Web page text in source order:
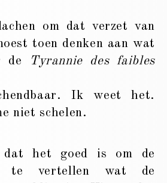
om dat verzet van
toen denken aan wat
de
Tyrannie des faibles
Ik weet het.
niet schelen.
het goed is om de
te vertellen wat de